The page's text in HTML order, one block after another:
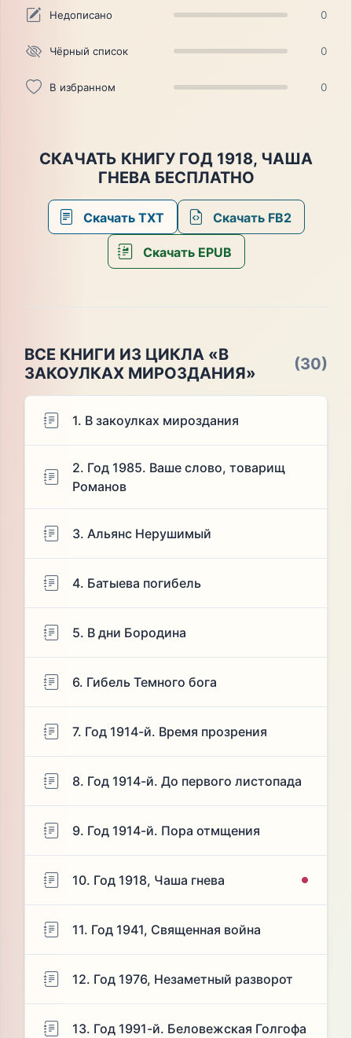
Недописано 0
Чёрный список 0
В избранном 0
СКАЧАТЬ КНИГУ ГОД 1918, ЧАША
ГНЕВА БЕСПЛАТНО
Скачать TXT Скачать FB2
Скачать EPUB
ВСЕ КНИГИ ИЗ ЦИКЛА «В
ЗАКОУЛКАХ МИРОЗДАНИЯ»
(30)
1. В закоулках мироздания
2. Год 1985. Ваше слово, товарищ
Романов
3. Альянс Нерушимый
4. Батыева погибель
5. В дни Бородина
6. Гибель Темного бога
7. Год 1914-й. Время прозрения
8. Год 1914-й. До первого листопада
9. Год 1914-й. Пора отмщения
10. Год 1918, Чаша гнева
11. Год 1941, Священная война
12. Год 1976, Незаметный разворот
13. Год 1991-й. Беловежская Голгофа